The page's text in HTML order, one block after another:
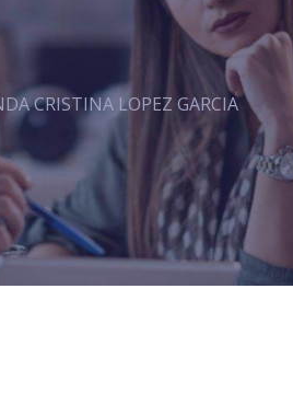
CRISTINA LOPEZ GARCIA